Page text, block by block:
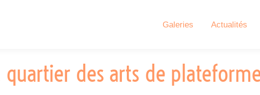
Galeries Actualités
des arts de plateforme